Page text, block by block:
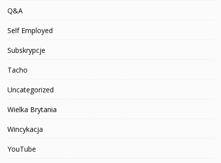
Q&A
Self Employed
Subskrypcje
Tacho
Uncategorized
Wielka Brytania
Wincykacja
YouTube